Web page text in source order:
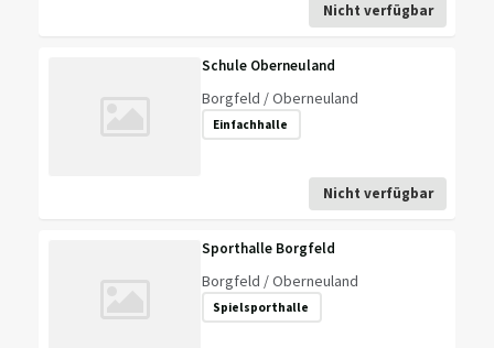
Nicht verfügbar
Schule Oberneuland
Borgfeld / Oberneuland
Einfachhalle
Nicht verfügbar
Sporthalle Borgfeld
Borgfeld / Oberneuland
Spielsporthalle